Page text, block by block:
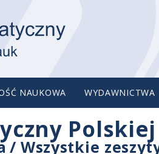
NAUKOWA WYDAWNICTWA
/ Wszystkie